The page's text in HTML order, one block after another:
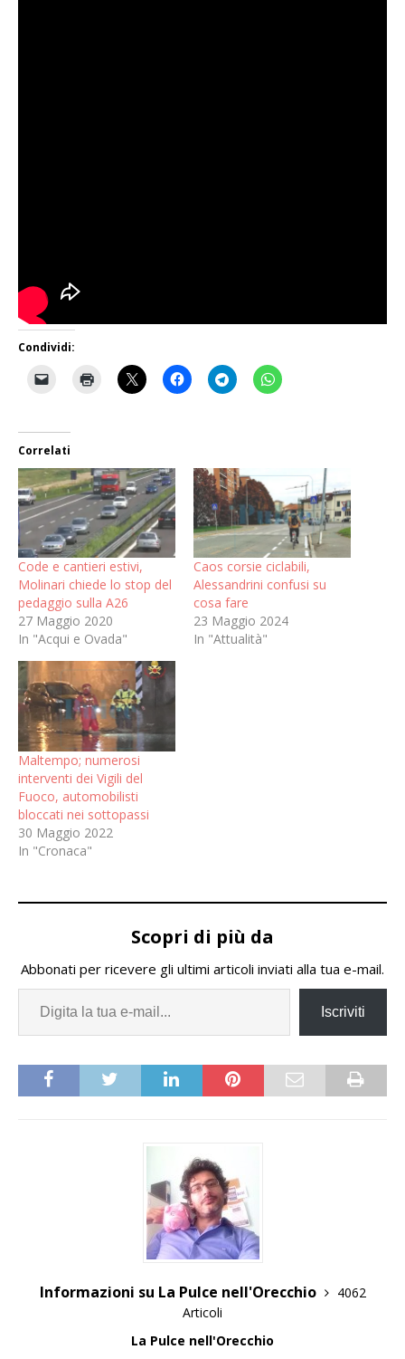
Condividi:
Correlati
Code e cantieri estivi,
Molinari chiede lo stop del
pedaggio sulla A26
27 Maggio 2020
In "Acqui e Ovada"
Caos corsie ciclabili,
Alessandrini confusi su
cosa fare
23 Maggio 2024
In "Attualità"
Maltempo; numerosi
interventi dei Vigili del
Fuoco, automobilisti
bloccati nei sottopassi
30 Maggio 2022
In "Cronaca"
Scopri di più da
Abbonati per ricevere gli ultimi articoli inviati alla tua e-mail.
Iscriviti
Informazioni su La Pulce nell'Orecchio
4062
Articoli
La Pulce nell'Orecchio